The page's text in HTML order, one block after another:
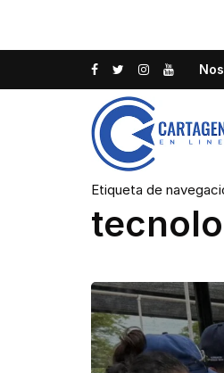
Etiqueta de